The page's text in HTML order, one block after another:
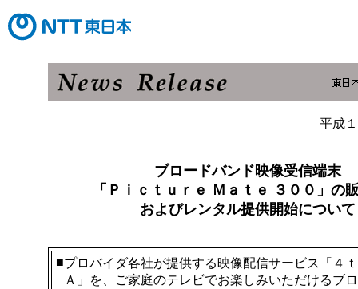
平成
ブロードバンド映像受信端末
「Ｐｉｃｔｕｒｅ Ｍａｔｅ ３００」の
およびレンタル提供開始について
■プロバイダ各社が提供する映像配信サービス「４
Ａ」を、ご家庭のテレビでお楽しみいただけるブ